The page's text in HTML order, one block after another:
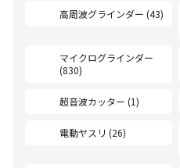
高周波グラインダー (43)
マイクログラインダー
(830)
超音波カッター (1)
電動ヤスリ (26)